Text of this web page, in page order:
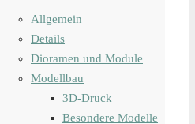
Allgemein
Details
Dioramen und Module
Modellbau
3D-Druck
Besondere Modelle